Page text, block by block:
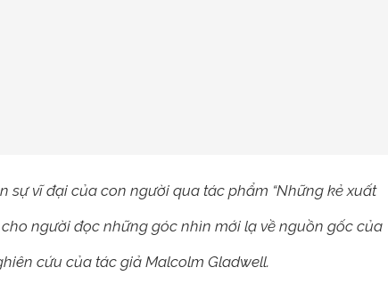
vĩ đại của con người qua tác phẩm “Những kẻ xuất
người đọc những góc nhìn mới lạ về nguồn gốc của
cứu của tác giả Malcolm Gladwell.